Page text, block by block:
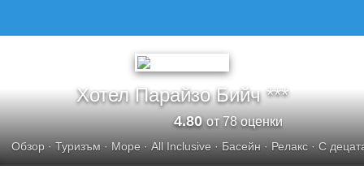
Хотел Парайзо Бийч ***
4.80от 78 оценки
Обзор · Туризъм · Море ·All Inclusive · Басейн · Релакс · С